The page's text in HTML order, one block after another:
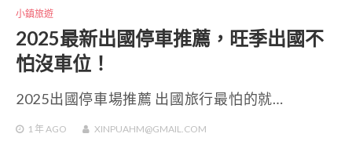
小鎮旅遊
2025最新出國停車推薦，旺季出國不
怕沒車位！
2025出國停車場推薦 出國旅行最怕的就…
1 年 AGO XINPUAHM@GMAIL.COM